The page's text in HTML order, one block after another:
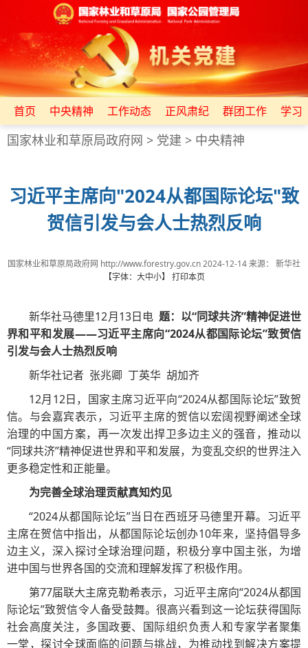
首页 中央精神 工作动态 正风肃纪 群团工作 学习
国家林业和草原局政府网 > 党建 > 中央精神
习近平主席向"2024从都国际论坛"致
贺信引发与会人士热烈反响
国家林业和草原局政府网 http://www.forestry.gov.cn2024-12-14来源： 新华社
【字体： 大中小】 打印本页
新华社马德里12月13日电 题：以“同球共济”精神促进世
界和平和发展——习近平主席向“2024从都国际论坛”致贺信
引发与会人士热烈反响
新华社记者 张兆卿 丁英华 胡加齐
12月12日，国家主席习近平向“2024从都国际论坛”致贺
信。与会嘉宾表示，习近平主席的贺信以宏阔视野阐述全球
治理的中国方案，再一次发出捍卫多边主义的强音，推动以
“同球共济”精神促进世界和平和发展，为变乱交织的世界注入
更多稳定性和正能量。
为完善全球治理贡献真知灼见
“2024从都国际论坛”当日在西班牙马德里开幕。习近平
主席在贺信中指出，从都国际论坛创办10年来，坚持倡导多
边主义，深入探讨全球治理问题，积极分享中国主张，为增
进中国与世界各国的交流和理解发挥了积极作用。
第77届联大主席克勒希表示，习近平主席向“2024从都国
际论坛”致贺信令人备受鼓舞。很高兴看到这一论坛获得国际
社会高度关注，多国政要、国际组织负责人和专家学者聚集
一堂，探讨全球面临的问题与挑战，为推动找到解决方案提